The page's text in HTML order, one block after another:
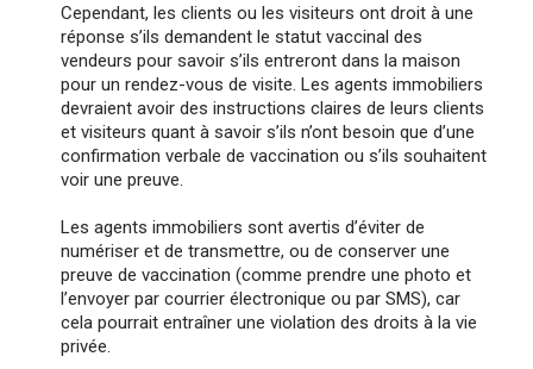
Cependant, les clients ou les visiteurs ont droit à une
réponse s’ils demandent le statut vaccinal des
vendeurs pour savoir s’ils entreront dans la maison
pour un rendez-vous de visite. Les agents immobiliers
devraient avoir des instructions claires de leurs clients
et visiteurs quant à savoir s’ils n’ont besoin que d’une
confirmation verbale de vaccination ou s’ils souhaitent
voir une preuve.
Les agents immobiliers sont avertis d’éviter de
numériser et de transmettre, ou de conserver une
preuve de vaccination (comme prendre une photo et
l’envoyer par courrier électronique ou par SMS), car
cela pourrait entraîner une violation des droits à la vie
privée.